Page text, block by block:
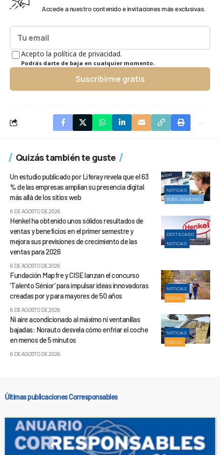
Accede a nuestro contenido e invitaciones más exclusivas.
Acepto la política de privacidad.
Podrás darte de baja en cualquier momento.
Suscribirme gratis
Quizás también te guste
NOTICIAS
BUEN GOBIERNO
Un estudio publicado por Liferay revela que el 63
% de las empresas amplían su presencia digital
más allá de los sitios web
6 DE AGOSTO DE 2026
DESTACADO
NOTICIAS
Henkel ha obtenido unos sólidos resultados de
ventas y beneficios en el primer semestre y
mejora sus previsiones de crecimiento de las
ventas para 2026
6 DE AGOSTO DE 2026
NOTICIAS
SOCIAL
Fundación Mapfre y CISE lanzan el concurso
‘Talento Sénior’ para impulsar ideas innovadoras
creadas por y para mayores de 50 años
6 DE AGOSTO DE 2026
NOTICIAS
SOCIAL
Ni aire acondicionado al máximo ni ventanillas
bajadas: Norauto desvela cómo enfriar el coche
en menos de 5 minutos
6 DE AGOSTO DE 2026
Últimas publicaciones Corresponsables